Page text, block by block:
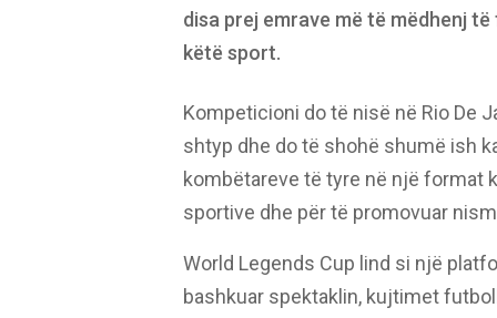
disa prej emrave më të mëdhenj
këtë sport.
Kompeticioni do të nisë në Rio De
shtyp dhe do të shohë shumë ish
kombëtareve të tyre në një format
sportive dhe për të promovuar
World Legends Cup lind si një
bashkuar spektaklin, kujtimet